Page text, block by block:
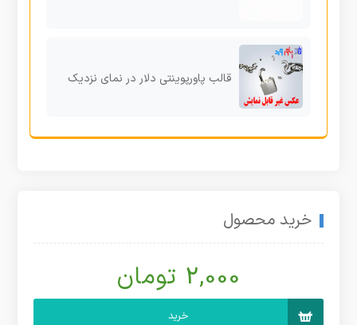
قالب پاورپوینتی دلار در نمای نزدیک
خرید محصول
2,000 تومان
خرید